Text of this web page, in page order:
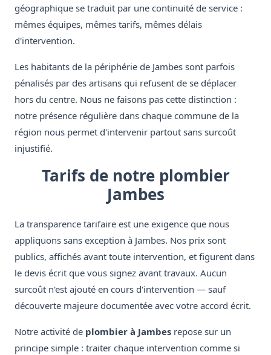
géographique se traduit par une continuité de service :
mêmes équipes, mêmes tarifs, mêmes délais
d'intervention.
Les habitants de la périphérie de Jambes sont parfois
pénalisés par des artisans qui refusent de se déplacer
hors du centre. Nous ne faisons pas cette distinction :
notre présence régulière dans chaque commune de la
région nous permet d'intervenir partout sans surcoût
injustifié.
Tarifs de notre plombier
Jambes
La transparence tarifaire est une exigence que nous
appliquons sans exception à Jambes. Nos prix sont
publics, affichés avant toute intervention, et figurent dans
le devis écrit que vous signez avant travaux. Aucun
surcoût n'est ajouté en cours d'intervention — sauf
découverte majeure documentée avec votre accord écrit.
Notre activité de plombier à Jambes repose sur un
principe simple : traiter chaque intervention comme si